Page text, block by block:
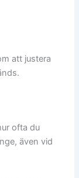
att justera
ofta du
även vid